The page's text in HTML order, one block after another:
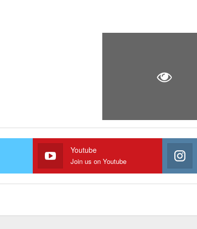
Youtube
Join us on Youtube